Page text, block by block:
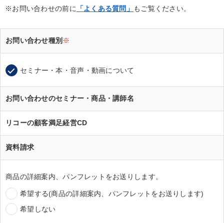
※お問い合わせの前に 「よくある質問」 もご覧ください。
お問い合わせ種別 ※
セミナー・本・音声・動画について
お問い合わせのセミナー・商品・講師名
リコーの顧客満足経営CD
資料請求
商品の詳細案内、パンフレットをお送りします。
希望する(商品の詳細案内、パンフレットをお送りします)
希望しない